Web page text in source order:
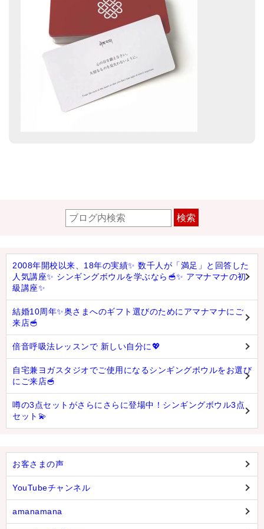
検索
2008年開校以来、18年の実績✨ 数千人が「満足」と回答した
人気講座✨ シンギングボウルを学ぶなら🥣✨ アマナマナの初
級講座✨
結婚10周年✨奥さまへのギフト選びのためにアマナマナにご
来店🥣
倍音呼吸法レッスンで 新しい自分に💖
自宅兼ヨガスタジオでご使用になるシンギングボウルをお選び
にご来店🥣
噂の3点セットがさらにさらに登場中！シンギングボウル3点
セット💫
お客さまの声
YouTubeチャンネル
amanamana